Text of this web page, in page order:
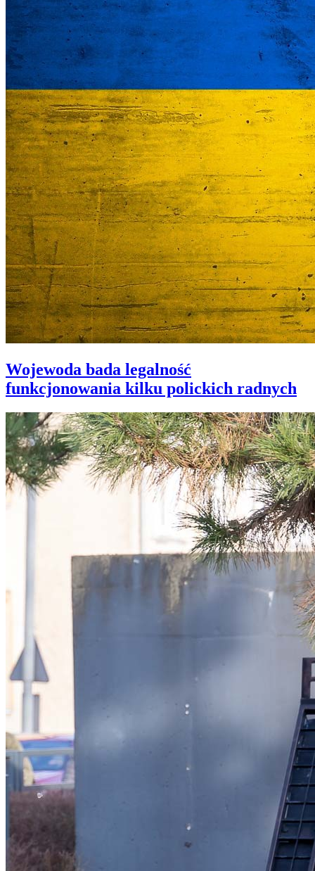
Wojewoda bada legalność
funkcjonowania kilku polickich radnych